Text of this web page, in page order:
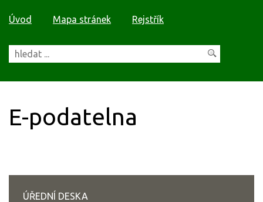
Úvod Mapa stránek Rejstřík
E-podatelna
ÚŘEDNÍ DESKA